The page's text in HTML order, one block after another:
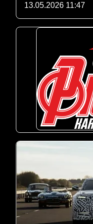
13.05.2026 11:47